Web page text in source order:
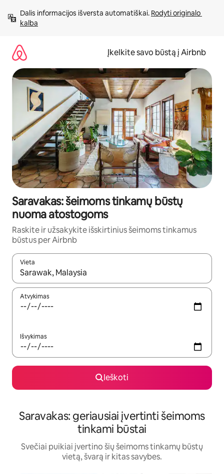
prie
turinio
Dalis informacijos išversta automatiškai. Rodyti originalo
kalba
Įkelkite savo būstą į Airbnb
Saravakas: šeimoms tinkamų būstų
nuoma atostogoms
Raskite ir užsakykite išskirtinius šeimoms tinkamus
būstus per Airbnb
Vieta
Kai pasirodys paieškos rezultatai, juos naršyti galite
Atvykimas
Išvykimas
Ieškoti
Saravakas: geriausiai įvertinti šeimoms
tinkami būstai
Svečiai puikiai įvertino šių šeimoms tinkamų būstų
vietą, švarą ir kitas savybes.